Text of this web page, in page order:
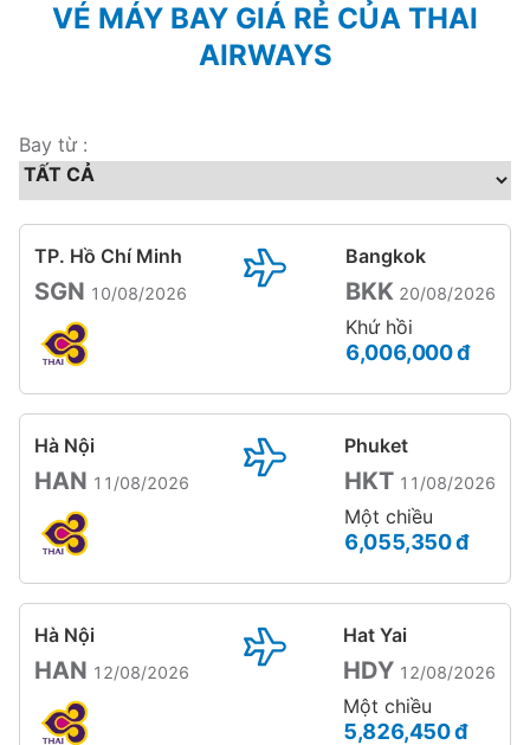
VÉ MÁY BAY GIÁ RẺ CỦA THAI
AIRWAYS
Bay từ :
TP. Hồ Chí Minh
SGN 10/08/2026
Bangkok
BKK 20/08/2026
Khứ hồi
6,006,000 đ
Hà Nội
HAN 11/08/2026
Phuket
HKT 11/08/2026
Một chiều
6,055,350 đ
Hà Nội
HAN 12/08/2026
Hat Yai
HDY 12/08/2026
Một chiều
5,826,450 đ